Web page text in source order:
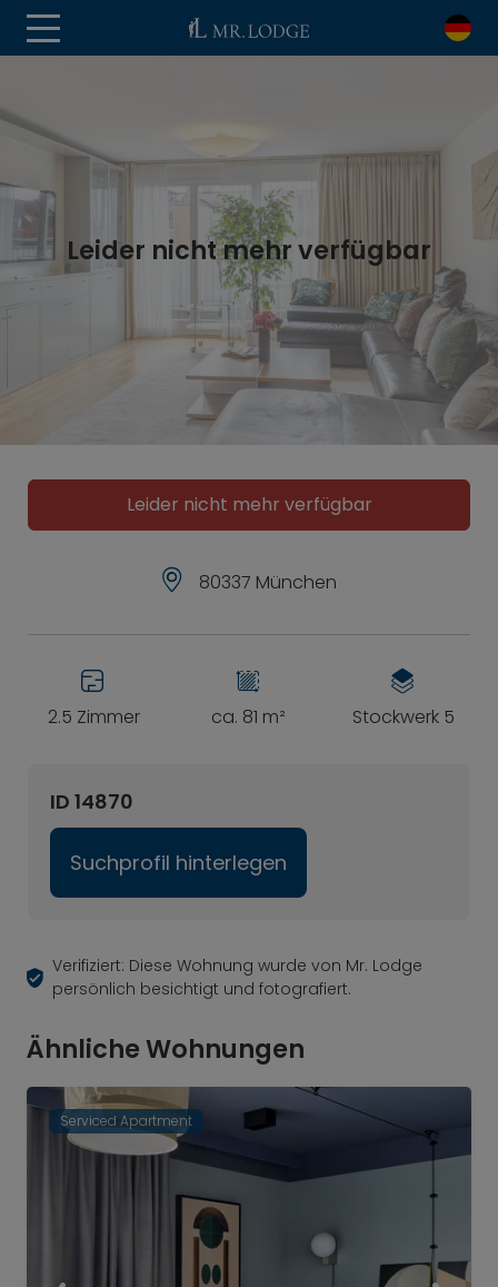
Leider nicht mehr verfügbar
Leider nicht mehr verfügbar
80337 München
2.5 Zimmer ca. 81 m² Stockwerk 5
ID 14870
Suchprofil hinterlegen
Verifiziert: Diese Wohnung wurde von Mr. Lodge
persönlich besichtigt und fotografiert.
Ähnliche Wohnungen
Serviced Apartment